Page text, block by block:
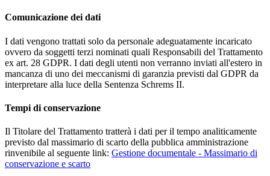
Comunicazione dei dati
I dati vengono trattati solo da personale adeguatamente incaricato
ovvero da soggetti terzi nominati quali Responsabili del Trattamento
ex art. 28 GDPR. I dati degli utenti non verranno inviati all'estero in
mancanza di uno dei meccanismi di garanzia previsti dal GDPR da
interpretare alla luce della Sentenza Schrems II.
Tempi di conservazione
Il Titolare del Trattamento tratterà i dati per il tempo analiticamente
previsto dal massimario di scarto della pubblica amministrazione
rinvenibile al seguente link: Gestione documentale - Massimario di
conservazione e scarto